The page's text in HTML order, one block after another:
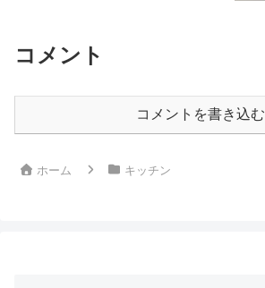
コメント
コメントを書き込む
ホーム キッチン